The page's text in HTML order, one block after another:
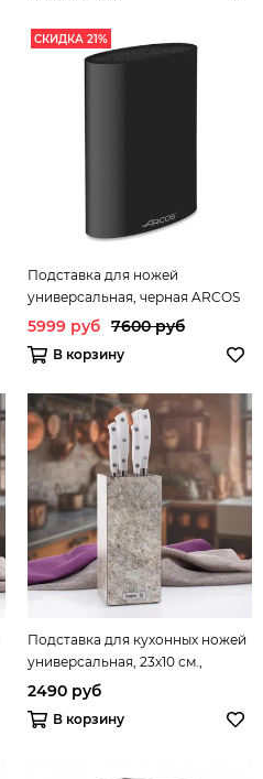
СКИДКА 21%
Подставка для ножей
универсальная, черная ARCOS
Kitchen gadgets арт. 794500
5999 руб 7600 руб
В корзину
Подставка для кухонных ножей
универсальная, 23х10 см.,
мрамор серый
2490 руб
В корзину